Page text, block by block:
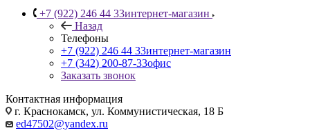
+7 (922) 246 44 33интернет-магазин
Назад
Телефоны
+7 (922) 246 44 33интернет-магазин
+7 (342) 200-87-33офис
Заказать звонок
Контактная информация
г. Краснокамск, ул. Коммунистическая, 18 Б
ed47502@yandex.ru